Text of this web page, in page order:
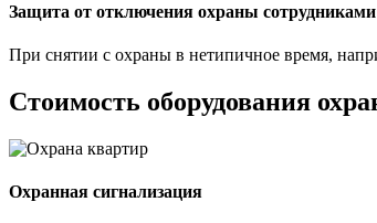
Защита от отключения охраны
При снятии с охраны в нетипичное время,
Стоимость оборудования
Охранная сигнализация